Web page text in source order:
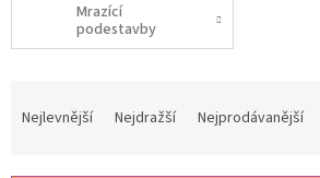
Mrazící
podestavby
Nejlevnější Nejdražší Nejprodávanější